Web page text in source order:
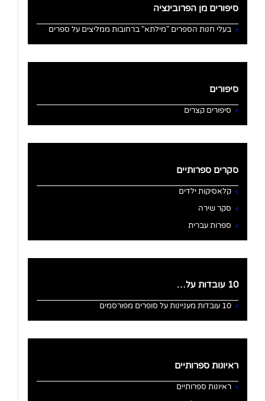
סיפורים מן הפרובינציה
בעלי חנות הספרים "מילתא" ברחובות ממליצים על ספרים
סיפורים
סיפורים קצרים
סקרים ספרותיים
קלאסיקות ילדים
סקר שירה
ספרות עברית
10 עובדות על…
10 עובדות מעניינות על סופרים מפורסמים
ראיונות ספרותיים
ראיונות ספרותיים